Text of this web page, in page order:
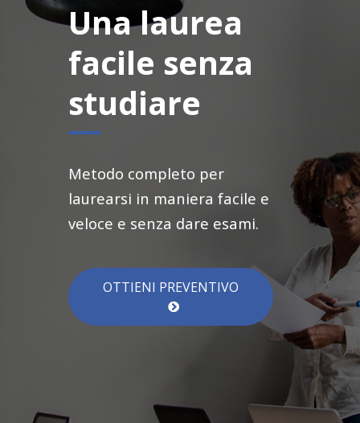
Una laurea
facile senza
studiare
Metodo completo per
laurearsi in maniera facile e
veloce e senza dare esami.
OTTIENI PREVENTIVO